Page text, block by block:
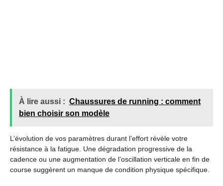
À lire aussi : Chaussures de running : comment
bien choisir son modèle
L’évolution de vos paramètres durant l’effort révèle votre
résistance à la fatigue. Une dégradation progressive de la
cadence ou une augmentation de l’oscillation verticale en fin de
course suggèrent un manque de condition physique spécifique.